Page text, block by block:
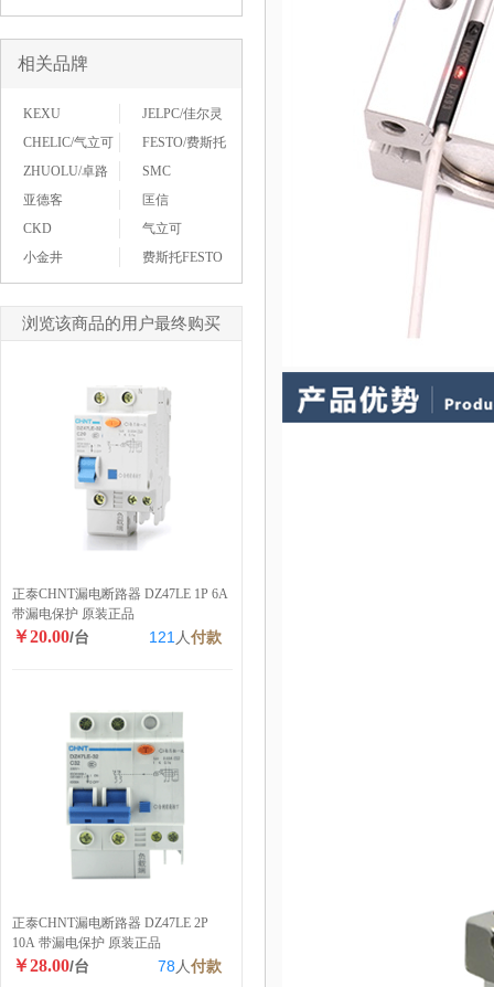
相关品牌
KEXU
JELPC/佳尔灵
CHELIC/气立可
FESTO/费斯托
ZHUOLU/卓路
SMC
亚德客
匡信
CKD
气立可
小金井
费斯托FESTO
浏览该商品的用户最终购买
正泰CHNT漏电断路器 DZ47LE 1P 6A
带漏电保护 原装正品
￥20.00/台 121 人付款
正泰CHNT漏电断路器 DZ47LE 2P
10A 带漏电保护 原装正品
￥28.00/台 78 人付款